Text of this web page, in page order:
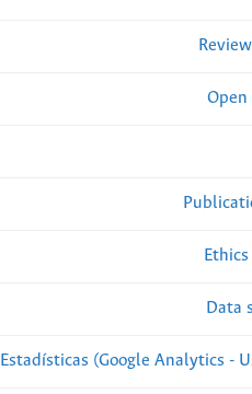
Open
Data
Estadísticas (Google Analytics -